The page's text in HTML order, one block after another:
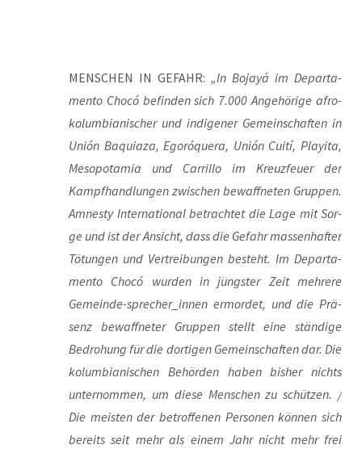
MENSCHEN IN GEFAHR: „In Bojayá im Depart­a­
men­to Chocó befin­den sich 7.000 Ange­hö­ri­ge afro-
kolum­bia­ni­scher und indi­ge­ner Gemein­schaf­ten in
Unión Baquia­za, Egoró­quera, Unión Cui­tí, Play­ita,
Meso­po­ta­mia und Car­ri­l­lo im Kreuz­feu­er der
Kampf­hand­lun­gen zwi­schen bewaff­ne­ten Grup­pen.
Amnes­ty Inter­na­tio­nal betrach­tet die Lage mit Sor­
ge und ist der Ansicht, dass die Gefahr mas­sen­haf­ter
Tötun­gen und Ver­trei­bun­gen besteht. Im Depart­a­
men­to Chocó wur­den in jüngs­ter Zeit meh­re­re
Gemein­de-spre­cher_in­nen ermor­det, und die Prä­
senz bewaff­ne­ter Grup­pen stellt eine stän­di­ge
Bedro­hung für die dor­ti­gen Gemein­schaf­ten dar. Die
kolum­bia­ni­schen Behör­den haben bis­her nichts
unter­nom­men, um die­se Men­schen zu schüt­zen. /
Die meis­ten der betrof­fe­nen Per­so­nen kön­nen sich
bereits seit mehr als einem Jahr nicht mehr frei